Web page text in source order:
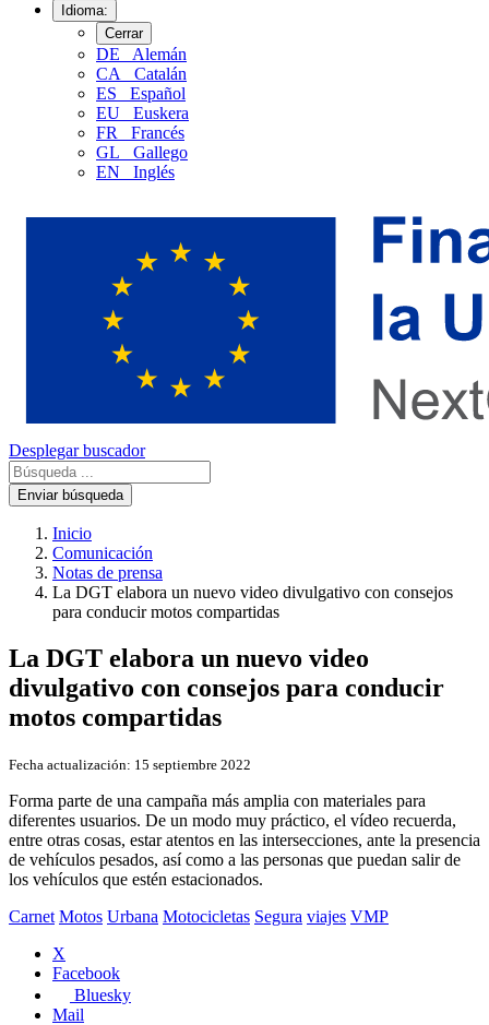
Idioma:
Cerrar
DE
Alemán
CA
Catalán
ES
Español
EU
Euskera
FR
Francés
GL
Gallego
EN
Inglés
Desplegar buscador
Enviar búsqueda
Inicio
Comunicación
Notas de prensa
La DGT elabora un nuevo video divulgativo con consejos
para conducir motos compartidas
La DGT elabora un nuevo video
divulgativo con consejos para conducir
motos compartidas
Fecha actualización: 15 septiembre 2022
Forma parte de una campaña más amplia con materiales para
diferentes usuarios. De un modo muy práctico, el vídeo recuerda,
entre otras cosas, estar atentos en las intersecciones, ante la presencia
de vehículos pesados, así como a las personas que puedan salir de
los vehículos que estén estacionados.
Carnet Motos Urbana Motocicletas Segura viajes VMP
X
Facebook
Bluesky
Mail